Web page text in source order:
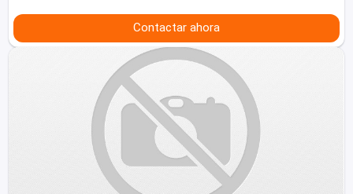
Contactar ahora